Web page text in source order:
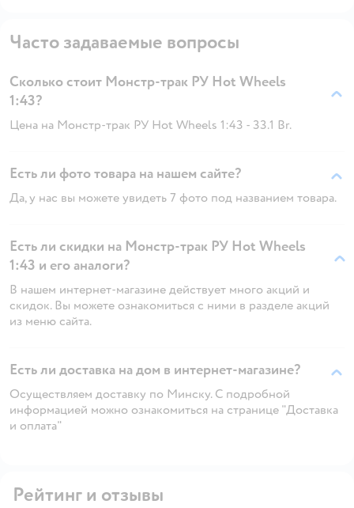
Часто задаваемые вопросы
Сколько стоит Монстр-трак РУ Hot Wheels
1:43?
Цена на Монстр-трак РУ Hot Wheels 1:43 - 33.1 Br.
Есть ли фото товара на нашем сайте?
Да, у нас вы можете увидеть 7 фото под названием товара.
Есть ли скидки на Монстр-трак РУ Hot Wheels
1:43 и его аналоги?
В нашем интернет-магазине действует много акций и
скидок. Вы можете ознакомиться с ними в разделе акций
из меню сайта.
Есть ли доставка на дом в интернет-магазине?
Осуществляем доставку по Минску. С подробной
информацией можно ознакомиться на странице "Доставка
и оплата"
Рейтинг и отзывы